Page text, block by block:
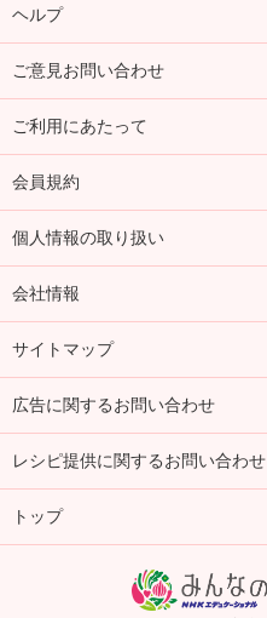
ヘルプ
ご意見お問い合わせ
ご利用にあたって
会員規約
個人情報の取り扱い
会社情報
サイトマップ
広告に関するお問い合わせ
レシピ提供に関するお問い合わせ
トップ